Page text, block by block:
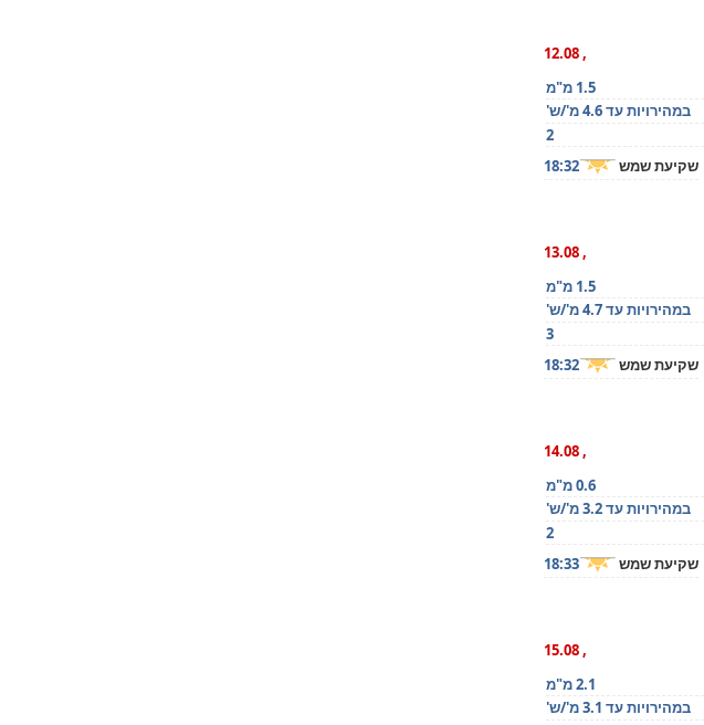
, 12.08
1.5 מ"מ
במהירויות עד 4.6 מ'/ש'
2
שקיעת שמש 18:32
, 13.08
1.5 מ"מ
במהירויות עד 4.7 מ'/ש'
3
שקיעת שמש 18:32
, 14.08
0.6 מ"מ
במהירויות עד 3.2 מ'/ש'
2
שקיעת שמש 18:33
, 15.08
2.1 מ"מ
במהירויות עד 3.1 מ'/ש'